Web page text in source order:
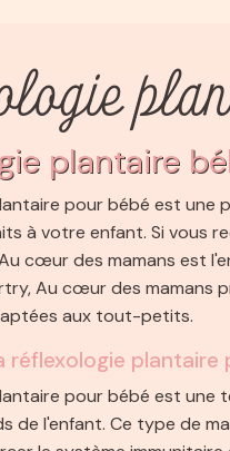
plantaire
pour bébé est
à votre enfant. Si vous
cœur des mamans est
Au cœur des mamans
aux tout-petits.
réflexologie plantaire
pour bébé est une
de l'enfant. Ce type de